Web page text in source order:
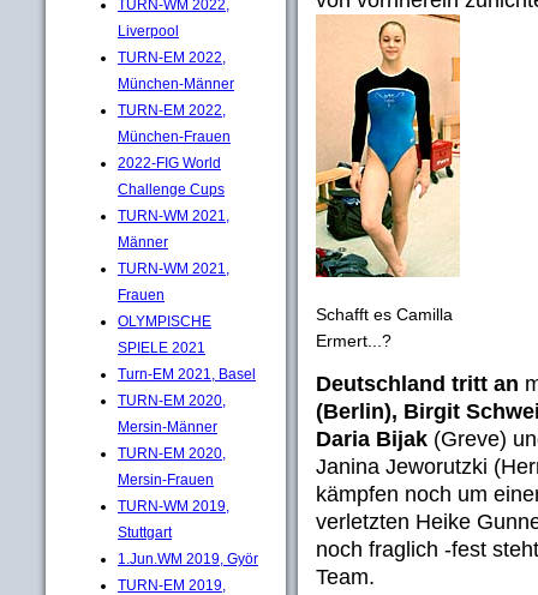
TURN-WM 2022,
Liverpool
TURN-EM 2022,
München-Männer
TURN-EM 2022,
München-Frauen
2022-FIG World
Challenge Cups
TURN-WM 2021,
Männer
TURN-WM 2021,
Frauen
OLYMPISCHE
SPIELE 2021
Turn-EM 2021, Basel
TURN-EM 2020,
Mersin-Männer
TURN-EM 2020,
Mersin-Frauen
TURN-WM 2019,
Stuttgart
1.Jun.WM 2019, Györ
TURN-EM 2019,
Schafft es Camilla
Ermert...?
Deutschland tritt an
(Berlin), Birgit
Daria Bijak (Greve)
Janina Jeworutzki
kämpfen noch um
verletzten Heike
noch fraglich -fest
Team.